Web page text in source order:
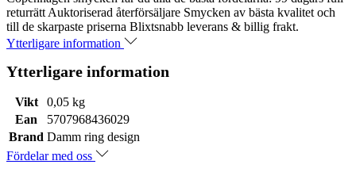
returrätt Auktoriserad återförsäljare Smycken av bästa kvalitet och
till de skarpaste priserna Blixtsnabb leverans & billig frakt.
Ytterligare information
Ytterligare information
Vikt
0,05 kg
Ean
5707968436029
Brand Damm ring design
Fördelar med oss